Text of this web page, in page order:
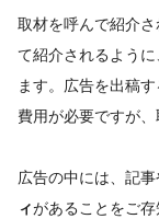
取材を呼んで紹介さ
て紹介されるよう
ます。広告を出稿す
費用が必要ですが、
広告の中には、記
ィがあることをご